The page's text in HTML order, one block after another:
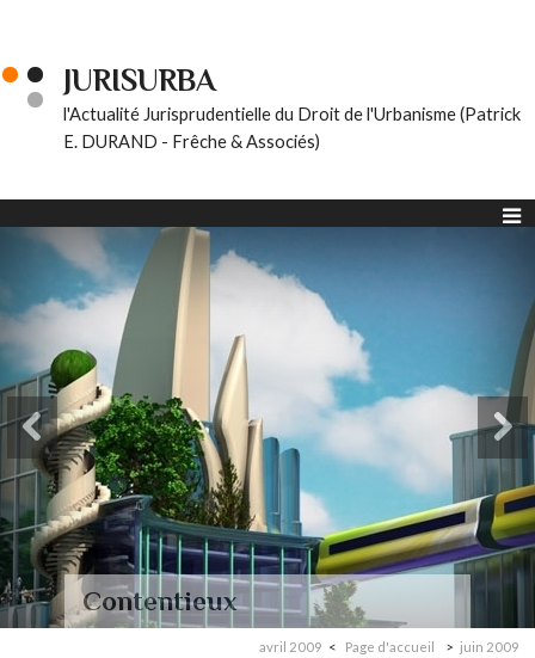
JURISURBA
l'Actualité Jurisprudentielle du Droit de l'Urbanisme (Patrick
E. DURAND - Frêche & Associés)
Contentieux
avril 2009 Page d'accueil juin 2009